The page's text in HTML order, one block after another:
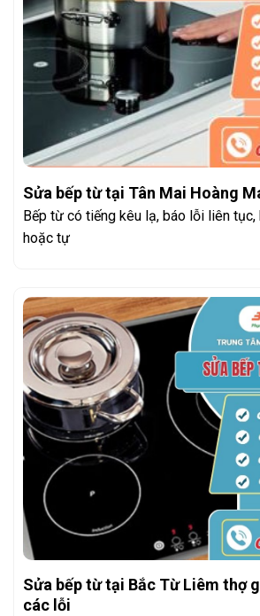
Sửa bếp từ tại Tân Mai Hoàng
Bếp từ có tiếng kêu lạ, báo lỗi liên tục,
hoặc tự
Sửa bếp từ tại Bắc Từ Liêm thợ
các lỗi